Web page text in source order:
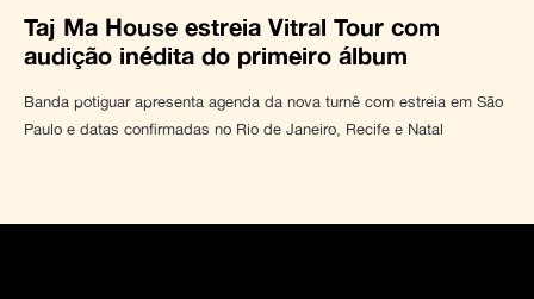
Taj Ma House estreia Vitral Tour com
audição inédita do primeiro álbum
Banda potiguar apresenta agenda da nova turnê com estreia em São
Paulo e datas confirmadas no Rio de Janeiro, Recife e Natal